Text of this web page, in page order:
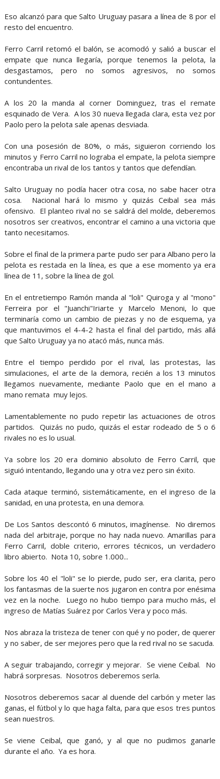
Eso alcanzó para que Salto Uruguay pasara a línea de 8 por el
resto del encuentro.
Ferro Carril retomó el balón, se acomodó y salió a buscar el
empate que nunca llegaría, porque tenemos la pelota, la
desgastamos, pero no somos agresivos, no somos
contundentes.
A los 20 la manda al corner Dominguez, tras el remate
esquinado de Vera. A los 30 nueva llegada clara, esta vez por
Paolo pero la pelota sale apenas desviada.
Con una posesión de 80%, o más, siguieron corriendo los
minutos y Ferro Carril no lograba el empate, la pelota siempre
encontraba un rival de los tantos y tantos que defendían.
Salto Uruguay no podía hacer otra cosa, no sabe hacer otra
cosa. Nacional hará lo mismo y quizás Ceibal sea más
ofensivo. El planteo rival no se saldrá del molde, deberemos
nosotros ser creativos, encontrar el camino a una victoria que
tanto necesitamos.
Sobre el final de la primera parte pudo ser para Albano pero la
pelota es restada en la línea, es que a ese momento ya era
línea de 11, sobre la línea de gol.
En el entretiempo Ramón manda al "loli" Quiroga y al "mono"
Ferreira por el "Juanchi"Iriarte y Marcelo Menoni, lo que
terminaría como un cambio de piezas y no de esquema, ya
que mantuvimos el 4-4-2 hasta el final del partido, más allá
que Salto Uruguay ya no atacó más, nunca más.
Entre el tiempo perdido por el rival, las protestas, las
simulaciones, el arte de la demora, recién a los 13 minutos
llegamos nuevamente, mediante Paolo que en el mano a
mano remata muy lejos.
Lamentablemente no pudo repetir las actuaciones de otros
partidos. Quizás no pudo, quizás el estar rodeado de 5 o 6
rivales no es lo usual.
Ya sobre los 20 era dominio absoluto de Ferro Carril, que
siguió intentando, llegando una y otra vez pero sin éxito.
Cada ataque terminó, sistemáticamente, en el ingreso de la
sanidad, en una protesta, en una demora.
De Los Santos descontó 6 minutos, imagínense. No diremos
nada del arbitraje, porque no hay nada nuevo. Amarillas para
Ferro Carril, doble criterio, errores técnicos, un verdadero
libro abierto. Nota 10, sobre 1.000...
Sobre los 40 el "loli" se lo pierde, pudo ser, era clarita, pero
los fantasmas de la suerte nos jugaron en contra por enésima
vez en la noche. Luego no hubo tiempo para mucho más, el
ingreso de Matías Suárez por Carlos Vera y poco más.
Nos abraza la tristeza de tener con qué y no poder, de querer
y no saber, de ser mejores pero que la red rival no se sacuda.
A seguir trabajando, corregir y mejorar. Se viene Ceibal. No
habrá sorpresas. Nosotros deberemos serla.
Nosotros deberemos sacar al duende del carbón y meter las
ganas, el fútbol y lo que haga falta, para que esos tres puntos
sean nuestros.
Se viene Ceibal, que ganó, y al que no pudimos ganarle
durante el año. Ya es hora.